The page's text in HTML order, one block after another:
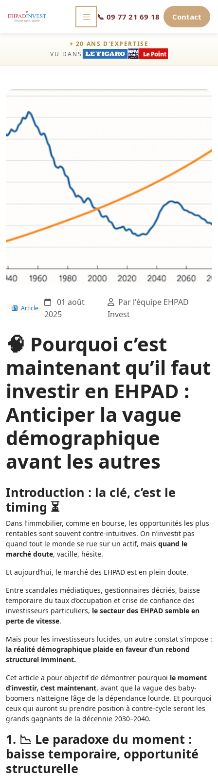
📞 09 77 21 69 18 Contact
+ 20 ANS D'EXPERTISE
VU DANS
Article
01 août
2025
Par l'équipe EHPAD
Invest
🧠 Pourquoi c’est
maintenant qu’il faut
investir en EHPAD :
Anticiper la vague
démographique
avant les autres
Introduction : la clé, c’est le
timing ⏳
Dans l’immobilier, comme en bourse, les opportunités les plus
rentables sont souvent contre-intuitives. On n’investit pas
quand tout le monde se rue sur un actif, mais quand le
marché doute, vacille, hésite.
Et aujourd’hui, le marché des EHPAD est en plein doute.
Entre scandales médiatiques, gestionnaires décriés, baisse
temporaire du taux d’occupation et crise de confiance des
investisseurs particuliers, le secteur des EHPAD semble en
perte de vitesse.
Mais pour les investisseurs lucides, un autre constat s’impose :
la réalité démographique plaide en faveur d’un rebond
structurel imminent.
Cet article a pour objectif de démontrer pourquoi le moment
d’investir, c’est maintenant, avant que la vague des baby-
boomers n’atteigne l’âge de la dépendance lourde. Et pourquoi
ceux qui auront su prendre position à contre-cycle seront les
grands gagnants de la décennie 2030–2040.
1. 📉 Le paradoxe du moment :
baisse temporaire, opportunité
structurelle